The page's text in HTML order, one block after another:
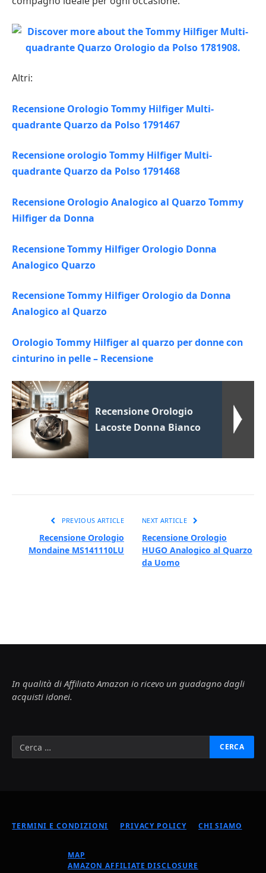
Altri:
Recensione Orologio Tommy Hilfiger Multi-
quadrante Quarzo da Polso 1791467
Recensione orologio Tommy Hilfiger Multi-
quadrante Quarzo da Polso 1791468
Recensione Orologio Analogico al Quarzo Tommy
Hilfiger da Donna
Recensione Tommy Hilfiger Orologio Donna
Analogico Quarzo
Recensione Tommy Hilfiger Orologio da Donna
Analogico al Quarzo
Orologio Tommy Hilfiger al quarzo per donne con
cinturino in pelle – Recensione
Recensione Orologio
Lacoste Donna Bianco
PREVIOUS ARTICLE
Recensione Orologio
Mondaine MS141110LU
NEXT ARTICLE
Recensione Orologio
HUGO Analogico al Quarzo
da Uomo
In qualità di Affiliato Amazon io ricevo un guadagno dagli
acquisti idonei.
TERMINI E CONDIZIONI PRIVACY POLICY CHI SIAMO
MAP
AMAZON AFFILIATE DISCLOSURE